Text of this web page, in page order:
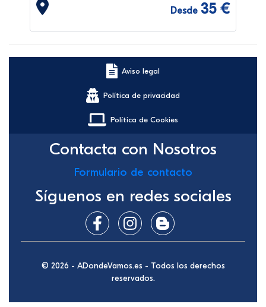
Desde 35 €
Aviso legal
Política de privacidad
Política de Cookies
Contacta con Nosotros
Formulario de contacto
Síguenos en redes sociales
© 2026 - ADondeVamos.es - Todos los derechos
reservados.